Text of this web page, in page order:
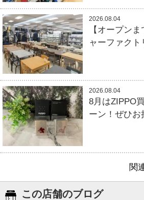
2026.08.04
【オープン
ャーファクト
2026.08.04
8月はZIPPO
ーン！ぜひお
関
この店舗のブログ